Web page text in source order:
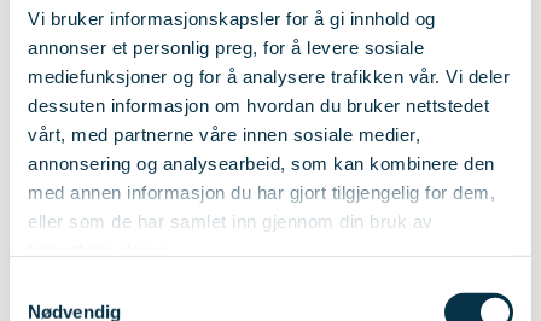
Vi bruker informasjonskapsler for å gi innhold og
annonser et personlig preg, for å levere sosiale
mediefunksjoner og for å analysere trafikken vår. Vi deler
dessuten informasjon om hvordan du bruker nettstedet
vårt, med partnerne våre innen sosiale medier,
annonsering og analysearbeid, som kan kombinere den
med annen informasjon du har gjort tilgjengelig for dem,
eller som de har samlet inn gjennom din bruk av
Nødvendig
TAKSERING OG TILSTANDSVURDERING KONFERANSEOPPMØTE
Vestfoldkonferansen
takstingeniører i regionen.